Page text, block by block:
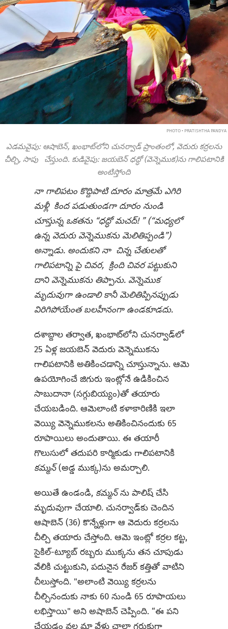
PHOTO • PRATISHTHA PANDYA
ఎడమవైపు: ఆషాబెన్, ఖంభాట్‌లోని చునర్వాడ్ ప్రాంతంలో, వెదురు కర్రలను
చీల్చి, సాపు చేస్తుంది. కుడివైపు: జయబెన్ ధద్ధో (వెన్నెముక)ను గాలిపటానికి
అంటిస్తోంది
నా గాలిపటం కొద్దిపాటి దూరం మాత్రమే ఎగిరి
మళ్లీ కింద పడుతుండగా దూరం నుండి
చూస్తున్న ఒకతను “ధద్ధో మచద్! ” (“మధ్యలో
ఉన్న వెదురు వెన్నెముకను మెలితిప్పండి”)
అన్నాడు. అందుకని నా చిన్న చేతులతో
గాలిపటాన్ని పై చివర, క్రింది చివర పట్టుకుని
దాని వెన్నెముకను తిప్పాను. వెన్నెముక
మృదువుగా ఉండాలి కానీ మెలితిప్పినప్పుడు
విరిగిపోయేంత బలహీనంగా ఉండకూడదు.
దశాబ్దాల తర్వాత, ఖంభాట్‌లోని చునర్వాడ్‌లో
25 ఏళ్ల జయబెన్ వెదురు వెన్నెముకను
గాలిపటానికి అతికించడాన్ని చూస్తున్నాను. ఆమె
ఉపయోగించే జిగురు ఇంట్లోనే ఉడికించిన
సాబుదానా (సగ్గుబియ్యం)తో తయారు
చేయబడింది. ఆమెలాంటి కళాకారిణికి ఇలా
వెయ్యి వెన్నెముకలను అతికించినందుకు 65
రూపాయిలు అందుతాయి. ఈ తయారీ
గొలుసులో తదుపరి కార్మికుడు గాలిపటానికి
కమ్మన్(అడ్డ ముక్క)ను అమర్చాలి.
అయితే ఉండండి, కమ్మన్‌ను పాలిష్ చేసి
మృదువుగా చేయాలి. చునర్వాడ్‌కు చెందిన
ఆషాబెన్ (36) కొన్నేళ్లుగా ఆ వెదురు కర్రలను
చీల్చి తయారు చేస్తోంది. ఆమె ఇంట్లో కర్రల కట్ట,
సైకిల్-ట్యూబ్ రబ్బరు ముక్కను తన చూపుడు
వేలికి చుట్టుకుని, పదునైన రేజర్ కత్తితో వాటిని
చీలుస్తోంది. "అలాంటి వెయ్యి కర్రలను
చీల్చినందుకు నాకు 60 నుండి 65 రూపాయలు
లభిస్తాయి" అని అషాబెన్ చెప్పింది. “ఈ పని
చేయడం వల్ల మా వేళ్లు చాలా గరుకుగా